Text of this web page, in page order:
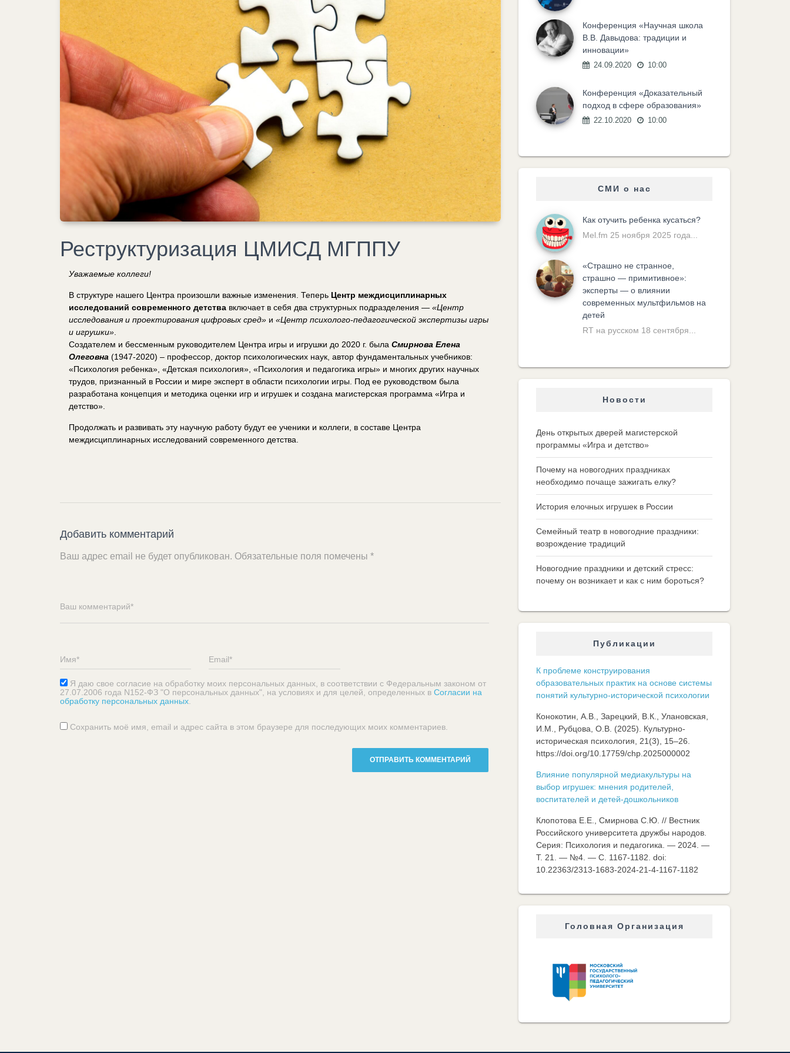
Реструктуризация ЦМИСД МГППУ
Уважаемые коллеги!
В структуре нашего Центра произошли важные изменения. Теперь Центр междисциплинарных
исследований современного детства включает в себя два структурных подразделения — «Центр
исследования и проектирования цифровых сред» и «Центр психолого-педагогической экспертизы игры
и игрушки»
Создателем и бессменным руководителем Центра игры и игрушки до 2020 г. была Смирнова Елена
Олеговна (1947-2020) – профессор, доктор психологических наук, автор фундаментальных учебников:
«Психология ребенка», «Детская психология», «Психология и педагогика игры» и многих других научных
трудов, признанный в России и мире эксперт в области психологии игры. Под ее руководством была
разработана концепция и методика оценки игр и игрушек и создана магистерская программа «Игра и
детство».
Продолжать и развивать эту научную работу будут ее ученики и коллеги, в составе Центра
междисциплинарных исследований современного детства.
Добавить комментарий
Ваш адрес email не будет опубликован. Обязательные поля помечены *
Я даю свое согласие на обработку моих персональных данных, в соответствии с Федеральным законом от
27.07.2006 года N152-ФЗ "О персональных данных", на условиях и для целей, определенных в Согласии на
обработку персональных данных
Сохранить моё имя, email и адрес сайта в этом браузере для последующих моих комментариев.
Конференция «Научная школа
В.В. Давыдова: традиции и
инновации»
24.09.2020 10:00
Конференция «Доказательный
подход в сфере образования»
22.10.2020 10:00
СМИ о нас
Как отучить ребенка кусаться?
Mel.fm 25 ноября 2025 года...
«Cтрашно не странное,
страшно — примитивное»:
эксперты — о влиянии
современных мультфильмов на
детей
RT на русском 18 сентября...
Новости
День открытых дверей магистерской
программы «Игра и детство»
Почему на новогодних праздниках
необходимо почаще зажигать елку?
История елочных игрушек в России
Семейный театр в новогодние праздники:
возрождение традиций
Новогодние праздники и детский стресс:
почему он возникает и как с ним бороться?
Публикации
К проблеме конструирования
образовательных практик на основе системы
понятий культурно-исторической психологии
Конокотин, А.В., Зарецкий, В.К., Улановская,
И.М., Рубцова, О.В. (2025). Культурно-
историческая психология, 21(3), 15–26.
https://doi.org/10.17759/chp.2025000002
Влияние популярной медиакультуры на
выбор игрушек: мнения родителей,
воспитателей и детей-дошкольников
Клопотова Е.Е., Смирнова С.Ю. // Вестник
Российского университета дружбы народов.
Серия: Психология и педагогика. — 2024. —
Т. 21. — №4. — C. 1167-1182. doi:
10.22363/2313-1683-2024-21-4-1167-1182
Головная Организация